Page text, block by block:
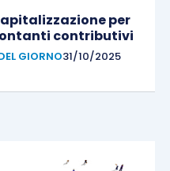
per
contributivi
GIORNO31/10/2025